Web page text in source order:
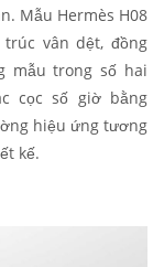
Mẫu Hermès H08
vân dệt, đồng
mẫu trong số hai
cọc số giờ bằng
hiệu ứng tương
kế.